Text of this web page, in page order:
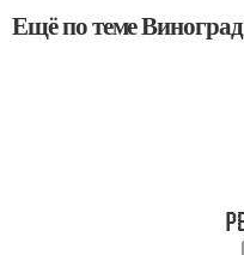
Ещё по теме Виноград